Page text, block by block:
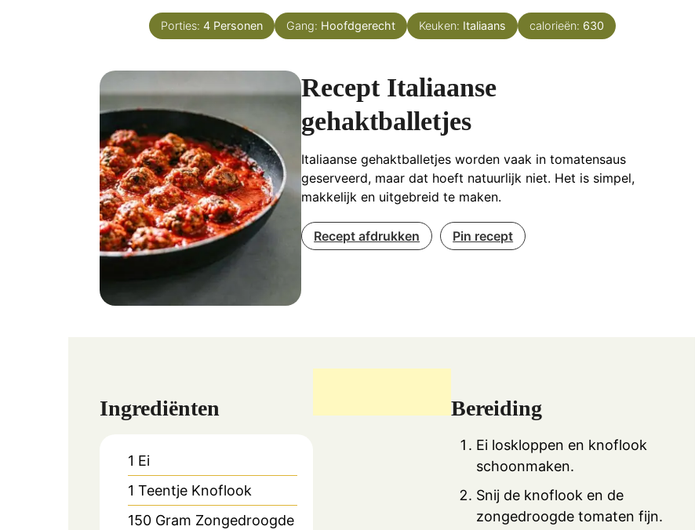
Porties: 4 Personen Gang: Hoofdgerecht Keuken: Italiaans calorieën: 630
Recept Italiaanse
gehaktballetjes
Italiaanse gehaktballetjes worden vaak in tomatensaus
geserveerd, maar dat hoeft natuurlijk niet. Het is simpel,
makkelijk en uitgebreid te maken.
Recept afdrukken Pin recept
Ingrediënten
1 Ei
1 Teentje Knoflook
150 Gram Zongedroogde
Bereiding
Ei loskloppen en knoflook
schoonmaken.
Snij de knoflook en de
zongedroogde tomaten fijn.